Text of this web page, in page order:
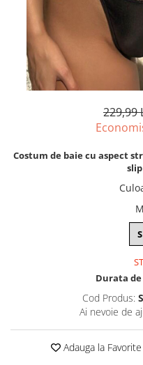
229,99
Costum de baie cu aspect
S
Durata
Cod Produs:
Ai nevoie de
Adauga la Favorite